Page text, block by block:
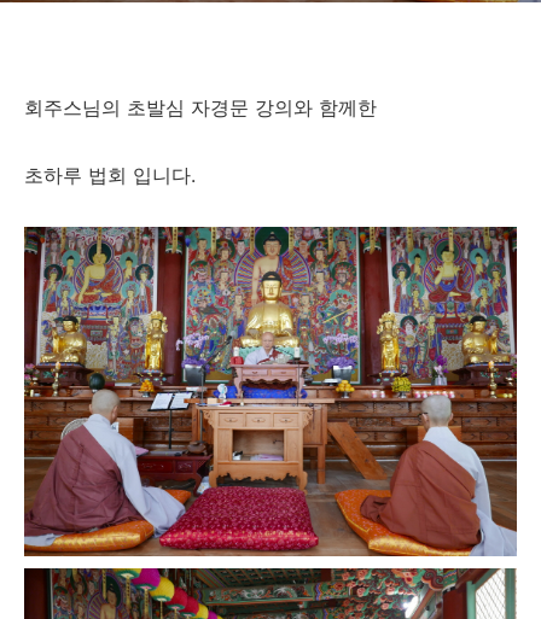
회주스님의 초발심 자경문 강의와 함께한
초하루 법회 입니다.